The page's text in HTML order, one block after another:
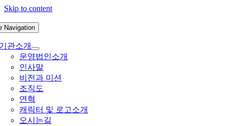
Skip to content
Navigation
관소개
운영법인소개
인사말
비전과 미션
조직도
연혁
캐릭터 및 로고소개
오시는길